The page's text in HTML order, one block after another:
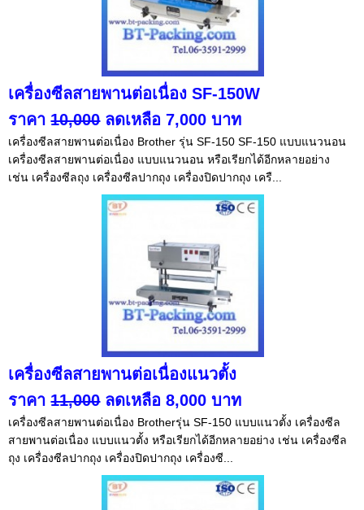
เครื่องซีลสายพานต่อเนื่อง SF-150W
ราคา10,000ลดเหลือ 7,000 บาท
เครื่องซีลสายพานต่อเนื่อง Brother รุ่น SF-150 SF-150 แบบแนวนอน
เครื่องซีลสายพานต่อเนื่อง แบบแนวนอน หรือเรียกได้อีกหลายอย่าง
เช่น เครื่องซีลถุง เครื่องซีลปากถุง เครื่องปิดปากถุง เครื...
เครื่องซีลสายพานต่อเนื่องแนวตั้ง
ราคา11,000ลดเหลือ 8,000 บาท
เครื่องซีลสายพานต่อเนื่อง Brotherรุ่น SF-150 แบบแนวตั้ง เครื่องซีล
สายพานต่อเนื่อง แบบแนวตั้ง หรือเรียกได้อีกหลายอย่าง เช่น เครื่องซีล
ถุง เครื่องซีลปากถุง เครื่องปิดปากถุง เครื่องซี...